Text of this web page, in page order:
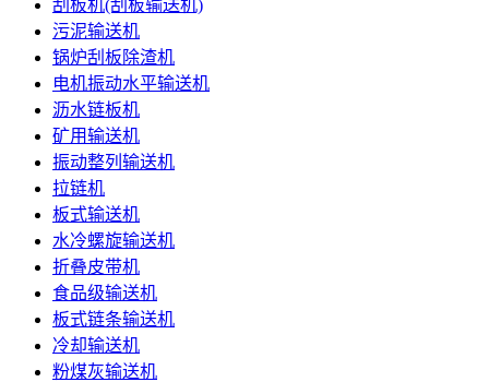
刮板机(刮板输送机)
污泥输送机
锅炉刮板除渣机
电机振动水平输送机
沥水链板机
矿用输送机
振动整列输送机
拉链机
板式输送机
水冷螺旋输送机
折叠皮带机
食品级输送机
板式链条输送机
冷却输送机
粉煤灰输送机